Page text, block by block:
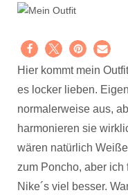
Hier kommt mein
es locker lieben.
normalerweise aus,
harmonieren sie
wären natürlich
zum Poncho, aber
Nike´s viel besser.